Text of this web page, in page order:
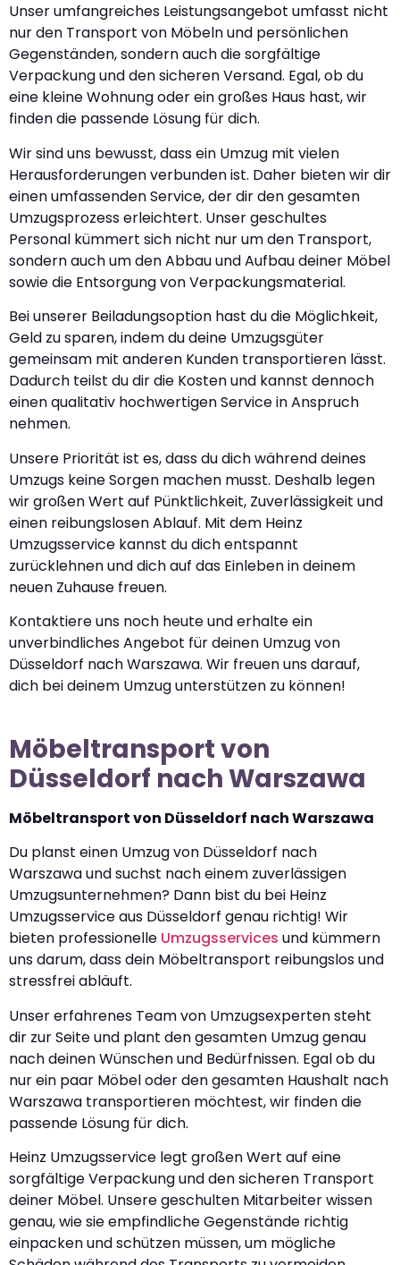
Unser umfangreiches Leistungsangebot umfasst nicht
nur den Transport von Möbeln und persönlichen
Gegenständen, sondern auch die sorgfältige
Verpackung und den sicheren Versand. Egal, ob du
eine kleine Wohnung oder ein großes Haus hast, wir
finden die passende Lösung für dich.
Wir sind uns bewusst, dass ein Umzug mit vielen
Herausforderungen verbunden ist. Daher bieten wir dir
einen umfassenden Service, der dir den gesamten
Umzugsprozess erleichtert. Unser geschultes
Personal kümmert sich nicht nur um den Transport,
sondern auch um den Abbau und Aufbau deiner Möbel
sowie die Entsorgung von Verpackungsmaterial.
Bei unserer Beiladungsoption hast du die Möglichkeit,
Geld zu sparen, indem du deine Umzugsgüter
gemeinsam mit anderen Kunden transportieren lässt.
Dadurch teilst du dir die Kosten und kannst dennoch
einen qualitativ hochwertigen Service in Anspruch
nehmen.
Unsere Priorität ist es, dass du dich während deines
Umzugs keine Sorgen machen musst. Deshalb legen
wir großen Wert auf Pünktlichkeit, Zuverlässigkeit und
einen reibungslosen Ablauf. Mit dem Heinz
Umzugsservice kannst du dich entspannt
zurücklehnen und dich auf das Einleben in deinem
neuen Zuhause freuen.
Kontaktiere uns noch heute und erhalte ein
unverbindliches Angebot für deinen Umzug von
Düsseldorf nach Warszawa. Wir freuen uns darauf,
dich bei deinem Umzug unterstützen zu können!
Möbeltransport von
Düsseldorf nach Warszawa
Möbeltransport von Düsseldorf nach Warszawa
Du planst einen Umzug von Düsseldorf nach
Warszawa und suchst nach einem zuverlässigen
Umzugsunternehmen? Dann bist du bei Heinz
Umzugsservice aus Düsseldorf genau richtig! Wir
bieten professionelle Umzugsservices und kümmern
uns darum, dass dein Möbeltransport reibungslos und
stressfrei abläuft.
Unser erfahrenes Team von Umzugsexperten steht
dir zur Seite und plant den gesamten Umzug genau
nach deinen Wünschen und Bedürfnissen. Egal ob du
nur ein paar Möbel oder den gesamten Haushalt nach
Warszawa transportieren möchtest, wir finden die
passende Lösung für dich.
Heinz Umzugsservice legt großen Wert auf eine
sorgfältige Verpackung und den sicheren Transport
deiner Möbel. Unsere geschulten Mitarbeiter wissen
genau, wie sie empfindliche Gegenstände richtig
einpacken und schützen müssen, um mögliche